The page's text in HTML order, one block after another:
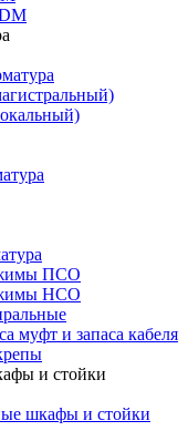
ПСО
НСО
муфт и запаса кабеля
и стойки
шкафы и стойки